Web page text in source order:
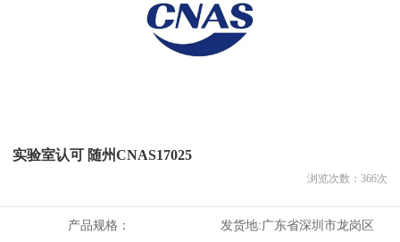
实验室认可 随州CNAS17025
浏览次数： 366次
产品规格： 发货地:广东省深圳市龙岗区